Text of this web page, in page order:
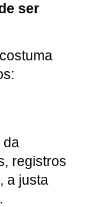
ser
da
registros
a justa